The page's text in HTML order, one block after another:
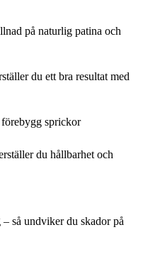
på naturlig patina och
du ett bra resultat med
sprickor
du hållbarhet och
så undviker du skador på